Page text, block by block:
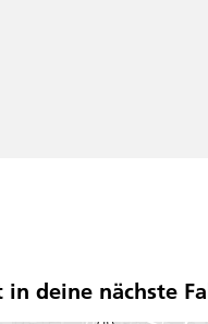
in deine nächste